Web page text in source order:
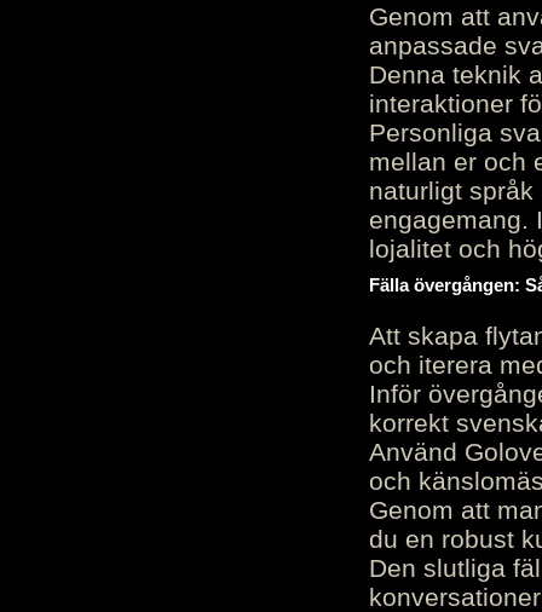
Genom att
anpassade
Denna teknik
interaktioner
Personliga
mellan er och
naturligt
engagemang.
lojalitet och
Fälla övergången:
Att skapa
och iterera
Inför
korrekt
Använd
och
Genom att
du en robust
Den slutliga